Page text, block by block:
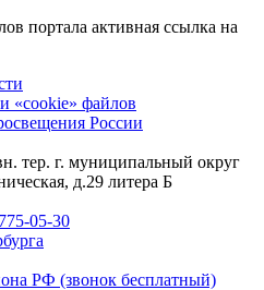
портала активная ссылка на
«cookie» файлов
России
тер. г. муниципальный округ
д.29 литера Б
05-30
РФ (звонок бесплатный)